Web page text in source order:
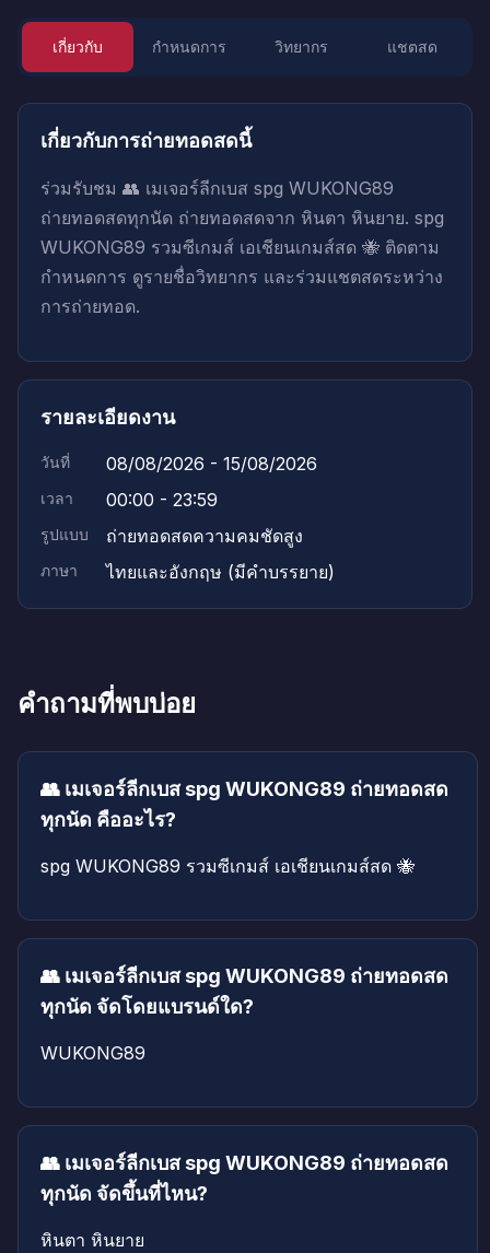
เกี่ยวกับ กำหนดการ วิทยากร แชตสด
เกี่ยวกับการถ่ายทอดสดนี้
ร่วมรับชม 👥 เมเจอร์ลีกเบส spg WUKONG89
ถ่ายทอดสดทุกนัด ถ่ายทอดสดจาก หินตา หินยาย. spg
WUKONG89 รวมซีเกมส์ เอเชียนเกมส์สด 🐝 ติดตาม
กำหนดการ ดูรายชื่อวิทยากร และร่วมแชตสดระหว่าง
การถ่ายทอด.
รายละเอียดงาน
วันที่ 08/08/2026 - 15/08/2026
เวลา 00:00 - 23:59
รูปแบบ ถ่ายทอดสดความคมชัดสูง
ภาษา ไทยและอังกฤษ (มีคำบรรยาย)
คำถามที่พบบ่อย
👥 เมเจอร์ลีกเบส spg WUKONG89 ถ่ายทอดสด
ทุกนัด คืออะไร?
spg WUKONG89 รวมซีเกมส์ เอเชียนเกมส์สด 🐝
👥 เมเจอร์ลีกเบส spg WUKONG89 ถ่ายทอดสด
ทุกนัด จัดโดยแบรนด์ใด?
WUKONG89
👥 เมเจอร์ลีกเบส spg WUKONG89 ถ่ายทอดสด
ทุกนัด จัดขึ้นที่ไหน?
หินตา หินยาย